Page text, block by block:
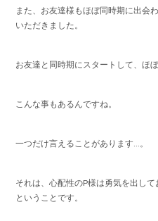
また、お友達様もほぼ同時期に出会
いただきました。
お友達と同時期にスタートして、ほ
こんな事もあるんですね。
一つだけ言えることがあります...。
それは、心配性のP様は勇気を出し
ということです。